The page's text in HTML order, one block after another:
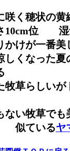
咲く穂状の
10cm位 湿
かけが一番美
しくなった
牧草らしい
ない牧草でも
いるヤ